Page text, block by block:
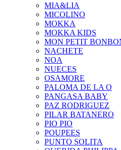
MIA&LIA
MICOLINO
MOKKA
MOKKA KIDS
MON PETIT
NACHETE
NOA
NUECES
OSAMORE
PALOMA DE LA O
PANGASA BABY
PAZ RODRIGUEZ
PILAR BATANERO
PIO PIO
POUPEES
PUNTO SOLITA